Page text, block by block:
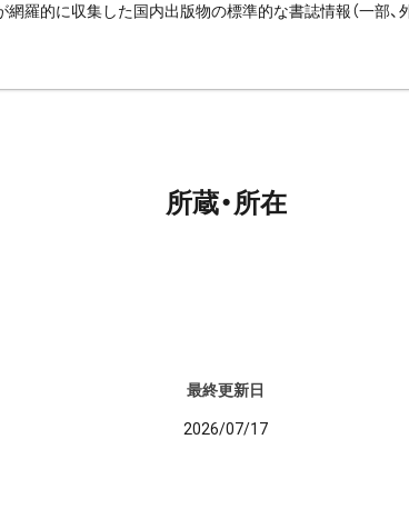
網羅的に収集した国内出版物の標準的な書誌情報（一部、
所蔵・所在
最終更新日
2026/07/17